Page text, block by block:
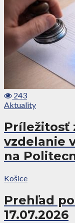
243
Aktuality
Príležitosť
vzdelanie
na
Košice
Prehľad
17.07.2026